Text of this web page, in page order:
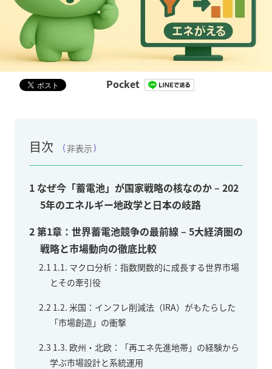
Pocket
目次 非表示
1 なぜ今「蓄電池」が国家戦略の核なのか – 202
5年のエネルギー地政学と日本の岐路
2第1章：世界蓄電池競争の最前線 – 5大経済圏の
戦略と市場動向の徹底比較
2.1 1.1. マクロ分析：指数関数的に成長する世界市場
とその牽引役
2.2 1.2. 米国：インフレ削減法（IRA）がもたらした
「市場創造」の衝撃
2.3 1.3. 欧州・北欧：「再エネ先進地帯」の経験から
学ぶ市場設計と系統運用